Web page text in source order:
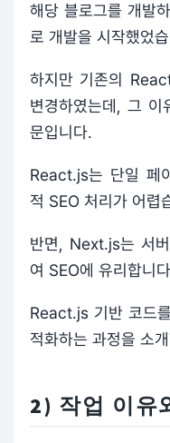
해당 블로그를 개발
로 개발을 시작했었
하지만 기존의
변경하였는데, 그 이
문입니다.
React.js는 단일 페
적 SEO 처리가 어렵
반면, Next.js는 서
여 SEO에 유리합니
React.js 기반 코드
적화하는 과정을 소
2) 작업 이유